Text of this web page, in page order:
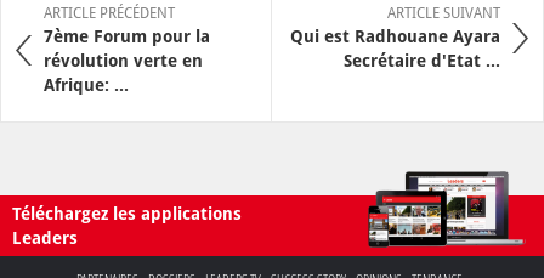
ARTICLE PRÉCÉDENT
7ème Forum pour la
révolution verte en
Afrique: ...
ARTICLE SUIVANT
Qui est Radhouane Ayara
Secrétaire d'Etat ...
Téléchargez les applications
Leaders